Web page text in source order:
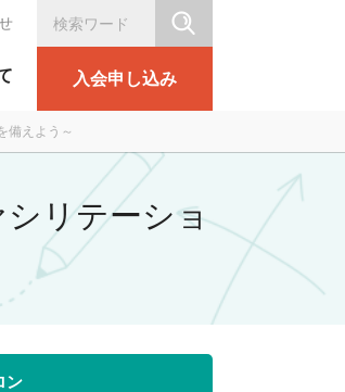
ン協会
入会申し込み
備えよう～
リテーショ
ン